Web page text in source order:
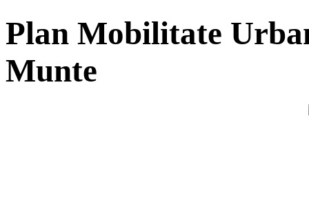
Plan Mobilitate
Munte